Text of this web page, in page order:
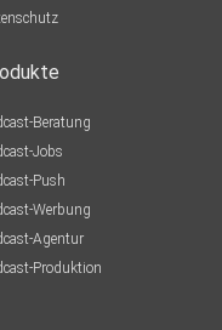
Beratung
Jobs
Push
Werbung
Agentur
Produktion